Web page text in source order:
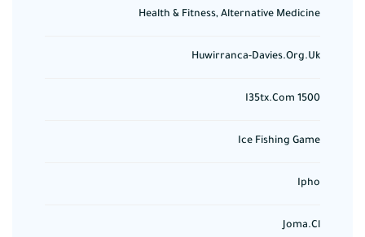
Health & Fitness, Alternative Medicine
Huwirranca-Davies.org.uk
I35tx.com 1500
Ice Fishing Game
Ipho
Joma.cl